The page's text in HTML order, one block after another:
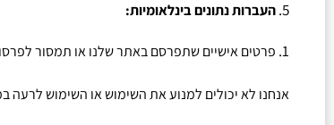
העברות נתונים בינלאומיות:
פרטים אישיים שתפרסם באתר שלנו או תמסור
אנחנו לא יכולים למנוע את השימוש או השימוש לרעה